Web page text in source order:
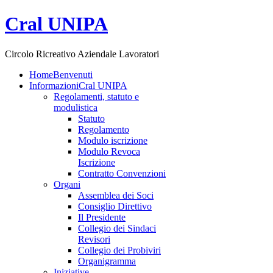
Cral UNIPA
Circolo Ricreativo Aziendale Lavoratori
HomeBenvenuti
InformazioniCral UNIPA
Regolamenti, statuto e
modulistica
Statuto
Regolamento
Modulo iscrizione
Modulo Revoca
Iscrizione
Contratto Convenzioni
Organi
Assemblea dei Soci
Consiglio Direttivo
Il Presidente
Collegio dei Sindaci
Revisori
Collegio dei Probiviri
Organigramma